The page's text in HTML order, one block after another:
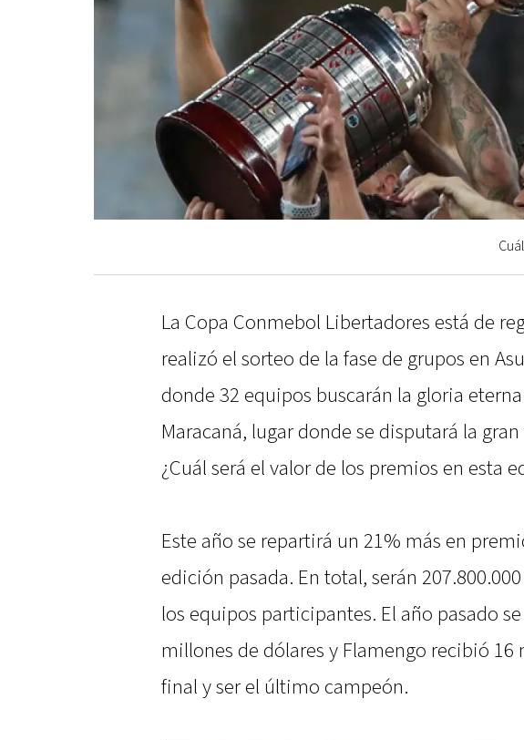
La Copa Conmebol Libertadores está de
realizó el sorteo de la fase de grupos en
donde 32 equipos buscarán la gloria
Maracaná, lugar donde se disputará la
¿Cuál será el valor de los premios en esta
Este año se repartirá un 21% más en
edición pasada. En total, serán
los equipos participantes. El año pasado
millones de dólares y Flamengo recibió 16
final y ser el último campeón.